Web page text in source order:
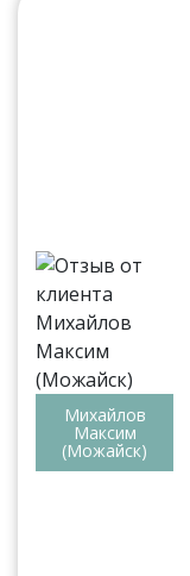
Михайлов
Максим
(Можайск)